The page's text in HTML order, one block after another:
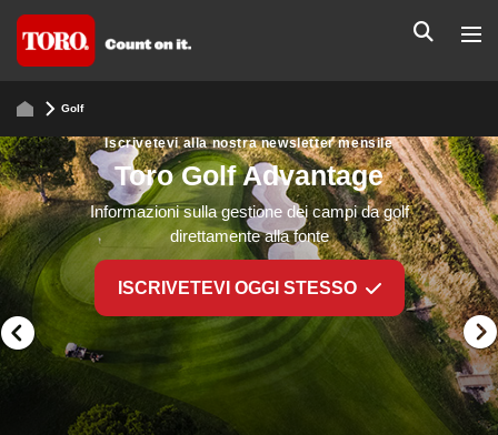
Golf
Iscrivetevi alla nostra newsletter mensile
Toro Golf Advantage
Informazioni sulla gestione dei campi da golf
direttamente alla fonte
ISCRIVETEVI OGGI STESSO